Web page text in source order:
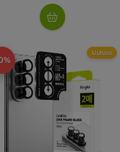
Uutuus